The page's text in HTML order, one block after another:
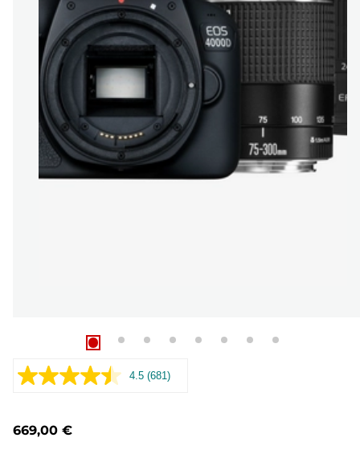
4.5 Lue
(681)
669,00 €